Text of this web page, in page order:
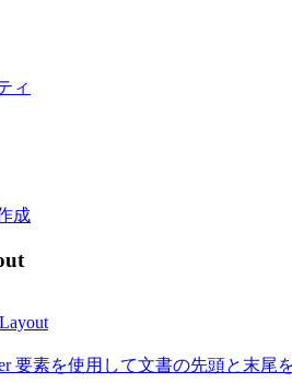
ィ
成
要素を使用して文書の先頭と末尾